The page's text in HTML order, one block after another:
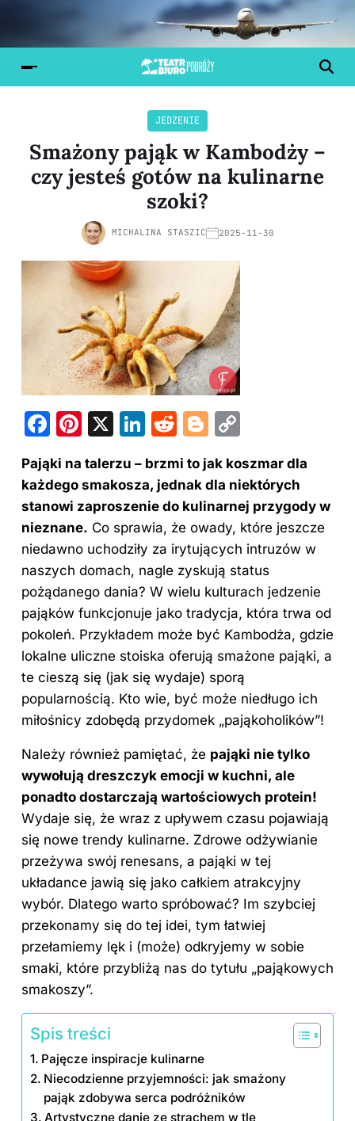
JEDZENIE
Smażony pająk w Kambodży –
czy jesteś gotów na kulinarne
szoki?
MICHALINA STASZIC 2025-11-30
F
c
e
b
o
o
k
Pi
er
e
st
X
Li
k
e
dI
n
R
d
di
t
Bl
g
g
er
p
y
Li
n
k
Pająki na talerzu – brzmi to jak koszmar dla
każdego smakosza, jednak dla niektórych
stanowi zaproszenie do kulinarnej przygody w
nieznane. Co sprawia, że owady, które jeszcze
niedawno uchodziły za irytujących intruzów w
naszych domach, nagle zyskują status
pożądanego dania? W wielu kulturach jedzenie
pająków funkcjonuje jako tradycja, która trwa od
pokoleń. Przykładem może być Kambodża, gdzie
lokalne uliczne stoiska oferują smażone pająki, a
te cieszą się (jak się wydaje) sporą
popularnością. Kto wie, być może niedługo ich
miłośnicy zdobędą przydomek „pająkoholików”!
Należy również pamiętać, że pająki nie tylko
wywołują dreszczyk emocji w kuchni, ale
ponadto dostarczają wartościowych protein!
Wydaje się, że wraz z upływem czasu pojawiają
się nowe trendy kulinarne. Zdrowe odżywianie
przeżywa swój renesans, a pająki w tej
układance jawią się jako całkiem atrakcyjny
wybór. Dlatego warto spróbować? Im szybciej
przekonamy się do tej idei, tym łatwiej
przełamiemy lęk i (może) odkryjemy w sobie
smaki, które przybliżą nas do tytułu „pająkowych
smakoszy”.
Spis treści
Pajęcze inspiracje kulinarne
Niecodzienne przyjemności: jak smażony
pająk zdobywa serca podróżników
Artystyczne danie ze strachem w tle